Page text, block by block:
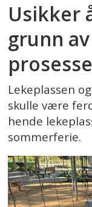
Usikker
grunn
Lekeplassen
skulle være
hende
sommerferie.